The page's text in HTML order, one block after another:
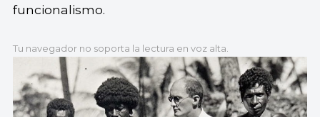
funcionalismo.
Tu navegador no soporta la lectura en voz alta.